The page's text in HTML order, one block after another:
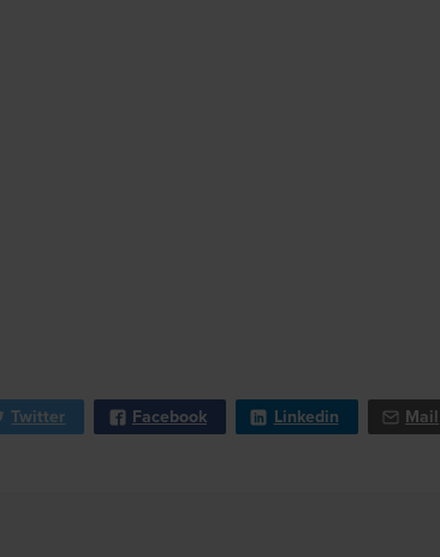
Twitter Facebook Linkedin Mail